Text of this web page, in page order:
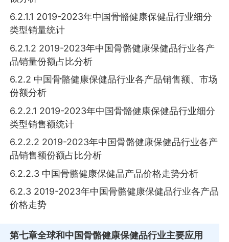
6.2.1.1 2019-2023年中国骨骼健康保健品行业细分
类型销量统计
6.2.1.2 2019-2023年中国骨骼健康保健品行业各产
品销量份额占比分析
6.2.2 中国骨骼健康保健品行业各产品销售额、市场
份额分析
6.2.2.1 2019-2023年中国骨骼健康保健品行业细分
类型销售额统计
6.2.2.2 2019-2023年中国骨骼健康保健品行业各产
品销售额份额占比分析
6.2.2.3 中国骨骼健康保健品产品价格走势分析
6.2.3 2019-2023年中国骨骼健康保健品行业各产品
价格走势
第七章全球和中国骨骼健康保健品行业主要应用